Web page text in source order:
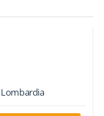
Lombardia